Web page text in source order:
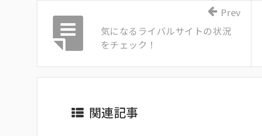
気になるライバルサイトの状況
をチェック！
Prev
関連記事